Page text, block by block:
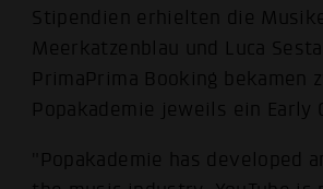
Stipendien erhielten die
Meerkatzenblau und Luca
PrimaPrima Booking bekamen
Popakademie jeweils ein Early
"Popakademie has